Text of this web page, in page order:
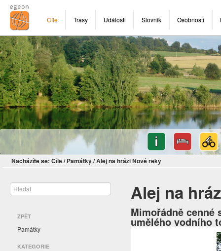
Cíle Trasy Události Slovník Osobnosti
Nacházíte se: Cíle/ Památky/Alej na hrázi Nové řeky
ZPĚT
Památky
KATEGORIE
Alej na
Mimořádně
umělého vodního